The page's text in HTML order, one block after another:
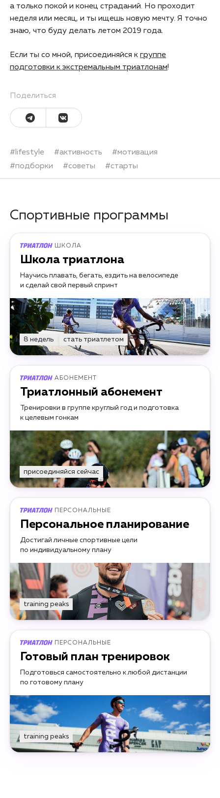
а только покой и конец страданий. Но проходит
неделя или месяц, и ты ищешь новую мечту. Я точно
знаю, что буду делать летом 2019 года.
Если ты со мной, присоединяйся к группе
подготовки к экстремальным триатлонам!
Поделиться
# lifestyle #активность #мотивация
#подборки #советы #старты
Спортивные программы
ШКОЛА
Школа триатлона
Научись плавать, бегать, ездить на велосипеде
и сделай свой первый спринт
8 недель стать триатлетом
АБОНЕМЕНТ
Триатлонный абонемент
Тренировки в группе круглый год и подготовка
к целевым гонкам
присоединяйся сейчас
ПЕРСОНАЛЬНЫЕ
Персональное планирование
Достигай личные спортивные цели
по индивидуальному плану
training peaks
ПЕРСОНАЛЬНЫЕ
Готовый план тренировок
Подготовься самостоятельно к любой дистанции
по готовому плану
training peaks